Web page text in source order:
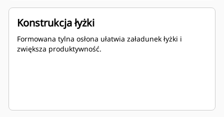
Konstrukcja łyżki
Formowana tylna osłona ułatwia załadunek łyżki i
zwiększa produktywność.